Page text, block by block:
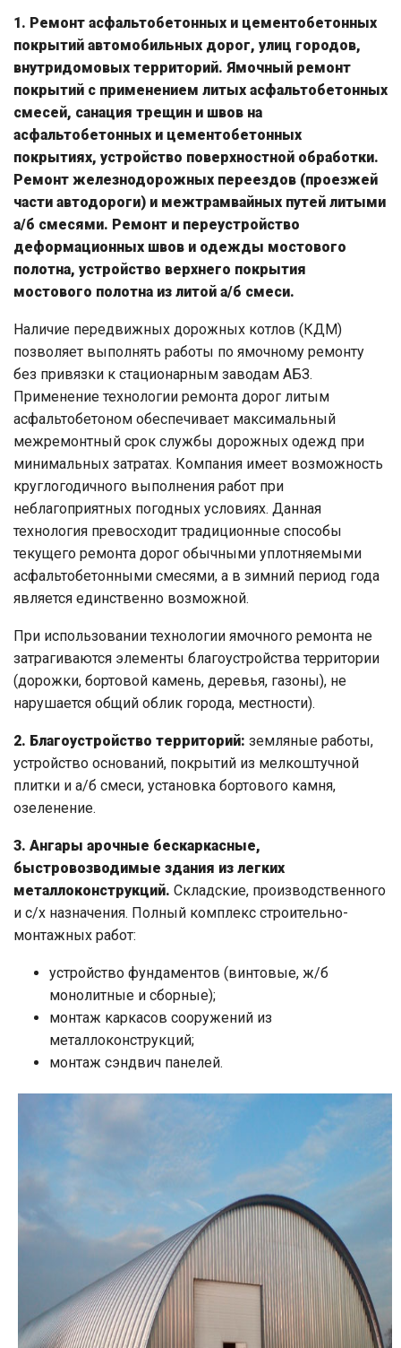
1. Ремонт асфальтобетонных и цементобетонных
покрытий автомобильных дорог, улиц городов,
внутридомовых территорий. Ямочный ремонт
покрытий с применением литых асфальтобетонных
смесей, санация трещин и швов на
асфальтобетонных и цементобетонных
покрытиях, устройство поверхностной обработки.
Ремонт железнодорожных переездов (проезжей
части автодороги) и межтрамвайных путей литыми
а/б смесями. Ремонт и переустройство
деформационных швов и одежды мостового
полотна, устройство верхнего покрытия
мостового полотна из литой а/б смеси.
Наличие передвижных дорожных котлов (КДМ)
позволяет выполнять работы по ямочному ремонту
без привязки к стационарным заводам АБЗ.
Применение технологии ремонта дорог литым
асфальтобетоном обеспечивает максимальный
межремонтный срок службы дорожных одежд при
минимальных затратах. Компания имеет возможность
круглогодичного выполнения работ при
неблагоприятных погодных условиях. Данная
технология превосходит традиционные способы
текущего ремонта дорог обычными уплотняемыми
асфальтобетонными смесями, а в зимний период года
является единственно возможной.
При использовании технологии ямочного ремонта не
затрагиваются элементы благоустройства территории
(дорожки, бортовой камень, деревья, газоны), не
нарушается общий облик города, местности).
2. Благоустройство территорий: земляные работы,
устройство оснований, покрытий из мелкоштучной
плитки и а/б смеси, установка бортового камня,
озеленение.
3. Ангары арочные бескаркасные,
быстровозводимые здания из легких
металлоконструкций. Складские, производственного
и с/х назначения. Полный комплекс строительно-
монтажных работ:
устройство фундаментов (винтовые, ж/б
монолитные и сборные);
монтаж каркасов сооружений из
металлоконструкций;
монтаж сэндвич панелей.